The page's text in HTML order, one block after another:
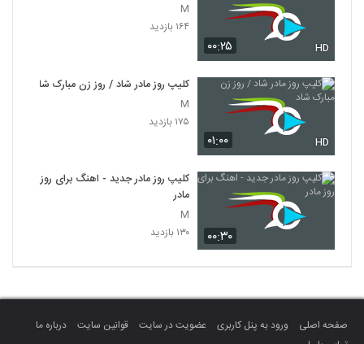
۰۰:۲۵ HD
M
۱۶۴ بازدید
۰۱:۰۰ HD
کلیپ روز مادر شاد / روز زن مبارک شاد
M
۱۷۵ بازدید
۰۰:۳۰
کلیپ روز مادر جدید - اهنگ برای روز
مادر
M
۱۳۰ بازدید
صفحه اصلی ورود به پنل کاربری عضویت در سایت قوانین سایت
درباره ما